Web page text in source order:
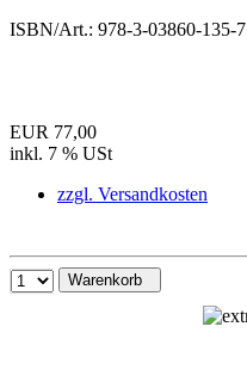
ISBN/Art.: 978-3-03860-135-7
EUR 77,00
inkl. 7 % USt
zzgl. Versandkosten
Warenkorb